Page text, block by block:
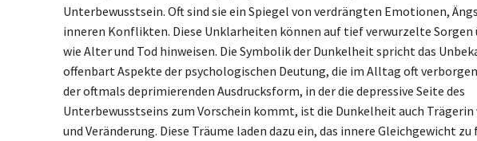
Unterbewusstsein. Oft sind sie ein Spiegel von verdrängten Emotionen,
inneren Konflikten. Diese Unklarheiten können auf tief verwurzelte Sorgen
wie Alter und Tod hinweisen. Die Symbolik der Dunkelheit spricht das
offenbart Aspekte der psychologischen Deutung, die im Alltag oft
der oftmals deprimierenden Ausdrucksform, in der die depressive Seite des
Unterbewusstseins zum Vorschein kommt, ist die Dunkelheit auch Trägerin
und Veränderung. Diese Träume laden dazu ein, das innere Gleichgewicht zu